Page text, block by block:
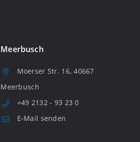
Meerbusch
Moerser Str. 16, 40667
Meerbusch
+49 2132 - 93 23 0
E-Mail senden